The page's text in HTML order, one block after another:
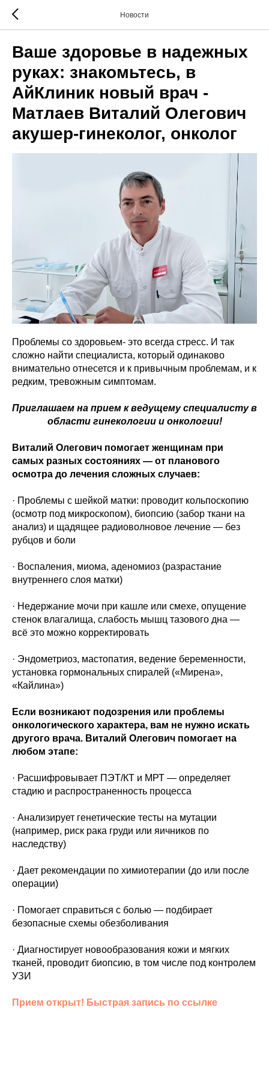
Новости
Ваше здоровье в надежных
руках: знакомьтесь, в
АйКлиник новый врач -
Матлаев Виталий Олегович
акушер-гинеколог, онколог
Проблемы со здоровьем- это всегда стресс. И так
сложно найти специалиста, который одинаково
внимательно отнесется и к привычным проблемам, и к
редким, тревожным симптомам.
Приглашаем на прием к ведущему специалисту в
области гинекологии и онкологии!
Виталий Олегович помогает женщинам при
самых разных состояниях — от планового
осмотра до лечения сложных случаев:
· Проблемы с шейкой матки: проводит кольпоскопию
(осмотр под микроскопом), биопсию (забор ткани на
анализ) и щадящее радиоволновое лечение — без
рубцов и боли
· Воспаления, миома, аденомиоз (разрастание
внутреннего слоя матки)
· Недержание мочи при кашле или смехе, опущение
стенок влагалища, слабость мышц тазового дна —
всё это можно корректировать
· Эндометриоз, мастопатия, ведение беременности,
установка гормональных спиралей («Мирена»,
«Кайлина»)
Если возникают подозрения или проблемы
онкологического характера, вам не нужно искать
другого врача. Виталий Олегович помогает на
любом этапе:
· Расшифровывает ПЭТ/КТ и МРТ — определяет
стадию и распространенность процесса
· Анализирует генетические тесты на мутации
(например, риск рака груди или яичников по
наследству)
· Дает рекомендации по химиотерапии (до или после
операции)
· Помогает справиться с болью — подбирает
безопасные схемы обезболивания
· Диагностирует новообразования кожи и мягких
тканей, проводит биопсию, в том числе под контролем
УЗИ
Прием открыт! Быстрая запись по ссылке